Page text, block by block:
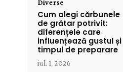
Diverse
Cum alegi cărbunele
de grătar potrivit:
diferențele care
influențează gustul și
timpul de preparare
iul. 1, 2026